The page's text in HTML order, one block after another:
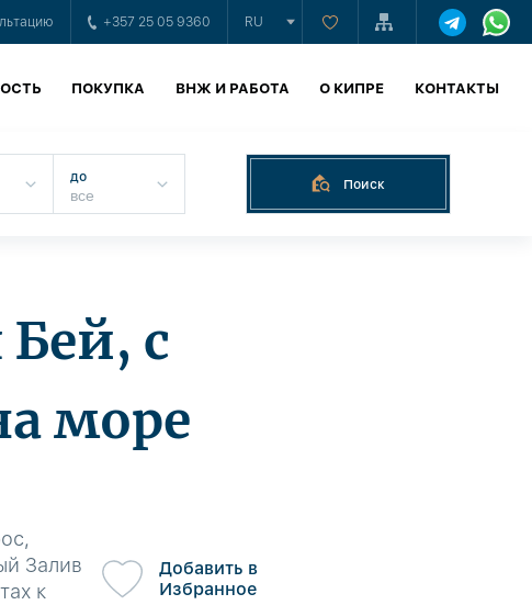
+357 25 05 9360 RU
ПОКУПКА ВНЖ И РАБОТА О КИПРЕ КОНТАКТЫ
до Поиск
с
море
Залив
к
Добавить в
Избранное